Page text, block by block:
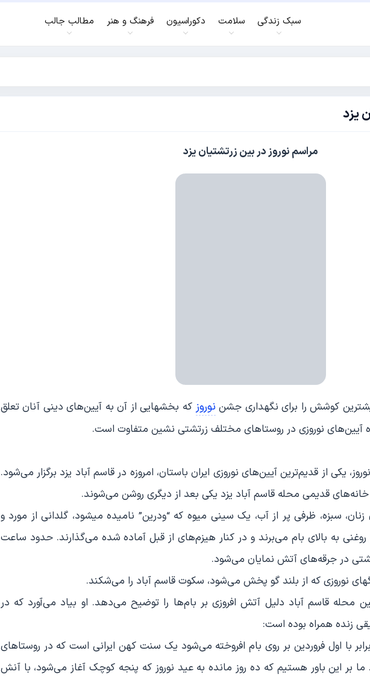
سبک زندگی سلامت دکوراسیون فرهنگ و هنر مطالب جالب
یزد
مراسم نوروز در بین زرتشتیان یزد
کوشش را برای نگهداری جشن نوروز که بخشهایی از آن به آیین‌های دینی آنان تعلق
آیین‌های نوروزی در روستاهای مختلف زرتشتی نشین متفاوت است.
یکی از قدیم‌ترین آیین‌های نوروزی ایران باستان، امروزه در قاسم آباد یزد برگزار می‌شود.
قدیمی ‌محله قاسم آباد یزد یکی بعد از دیگری روشن می‌شوند.
سبزه، ظرفی پر از آب، یک سینی میوه که “ودرین” نامیده میشود، گلدانی از مورد و
به بالای بام می‌برند و در کنار هیزم‌های از قبل آماده شده می‌گذارند. حدود ساعت
در جرقه‌های آتش نمایان می‌شود.
نوروزی که از بلند گو پخش می‌شود، سکوت قاسم آباد را می‌شکند.
محله قاسم آباد دلیل آتش افروزی بر بام‌ها را توضیح می‌دهد. او بیاد می‌آورد که در
زنده همراه بوده است:
با اول فروردین بر روی بام افروخته می‌شود یک سنت کهن ایرانی است که در روستا‌های
بر این باور هستیم که ده روز مانده به عید نوروز که پنجه کوچک آغاز می‌شود، با آنش